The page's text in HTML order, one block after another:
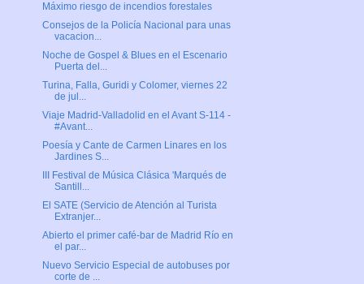
Máximo riesgo de incendios forestales
Consejos de la Policía Nacional para unas
vacacion...
Noche de Gospel & Blues en el Escenario
Puerta del...
Turina, Falla, Guridi y Colomer, viernes 22
de jul...
Viaje Madrid-Valladolid en el Avant S-114 -
#Avant...
Poesía y Cante de Carmen Linares en los
Jardines S...
III Festival de Música Clásica 'Marqués de
Santill...
El SATE (Servicio de Atención al Turista
Extranjer...
Abierto el primer café-bar de Madrid Río en
el par...
Nuevo Servicio Especial de autobuses por
corte de ...